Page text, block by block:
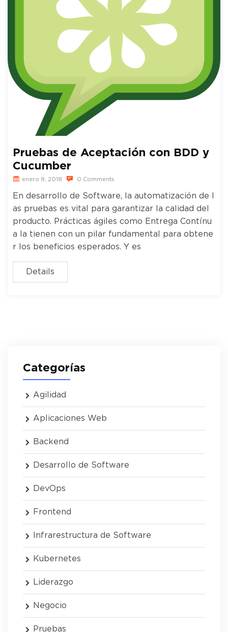
Pruebas de Aceptación con BDD y
Cucumber
enero 8, 2018 0 Comments
En desarrollo de Software, la automatización de l
as pruebas es vital para garantizar la calidad del
producto. Prácticas ágiles como Entrega Contínu
a la tienen con un pilar fundamental para obtene
r los beneficios esperados. Y es
Details
Categorías
Agilidad
Aplicaciones Web
Backend
Desarrollo de Software
DevOps
Frontend
Infrarestructura de Software
Kubernetes
Liderazgo
Negocio
Pruebas